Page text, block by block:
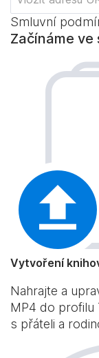
Smluvní
Začínáme ve
Vytvoření
Nahrajte a
MP4 do profilu
s přáteli a